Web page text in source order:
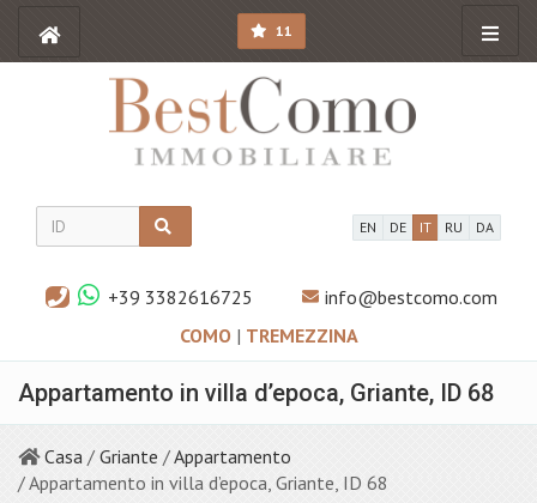
11
EN DE IT RU DA
+39 3382616725
info@bestcomo.com
COMO | TREMEZZINA
Appartamento in villa d’epoca, Griante, ID 68
Casa / Griante /Appartamento
/ Appartamento in villa d’epoca, Griante, ID 68